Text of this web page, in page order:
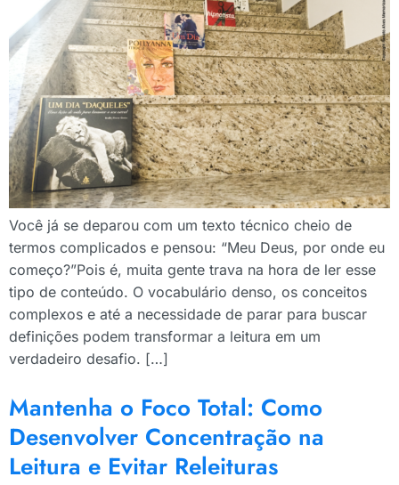
Você já se deparou com um texto técnico cheio de
termos complicados e pensou: “Meu Deus, por onde eu
começo?”Pois é, muita gente trava na hora de ler esse
tipo de conteúdo. O vocabulário denso, os conceitos
complexos e até a necessidade de parar para buscar
definições podem transformar a leitura em um
verdadeiro desafio. […]
Mantenha o Foco Total: Como
Desenvolver Concentração na
Leitura e Evitar Releituras